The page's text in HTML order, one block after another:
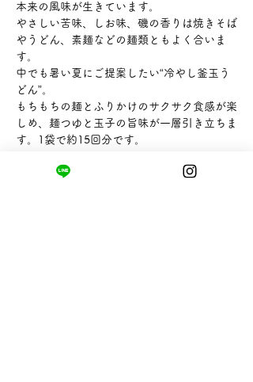
本来の風味が生きています。
やさしい苦味、しお味、磯の香りは焼きそば
やうどん、素麺などの麺類ともよく合いま
す。
中でも暑い夏にご提案したい“冷やし釜玉う
どん”。
もちもちの麺とふりかけのサクサク食感が楽
しめ、麺つゆと玉子の旨味が一層引き立ちま
す。1袋で約15回分です。
【内容量】45g